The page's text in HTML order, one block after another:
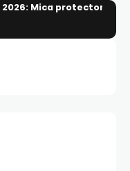
Mica protectora,